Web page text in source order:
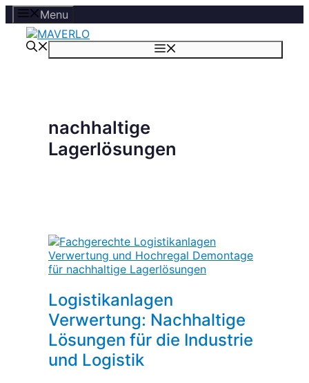
Zum
Inhalt
springen
Menu
nachhaltige
Lagerlösungen
Logistikanlagen
Verwertung: Nachhaltige
Lösungen für die Industrie
und Logistik